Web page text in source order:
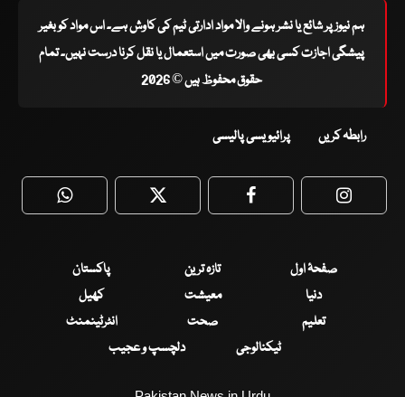
ہم نیوز پر شائع یا نشر ہونے والا مواد ادارتی ٹیم کی کاوش ہے۔ اس مواد کو بغیر
پیشگی اجازت کسی بھی صورت میں استعمال یا نقل کرنا درست نہیں۔ تمام
حقوق محفوظ ہیں © 2026
رابطہ کریں پرائیویسی پالیسی
WhatsApp Twitter Facebook
صفحۂ اول تازہ ترین
پاکستان
دنیا
معیشت
کھیل
تعلیم
صحت
انٹرٹینمنٹ
ٹیکنالوجی
دلچسپ و عجیب